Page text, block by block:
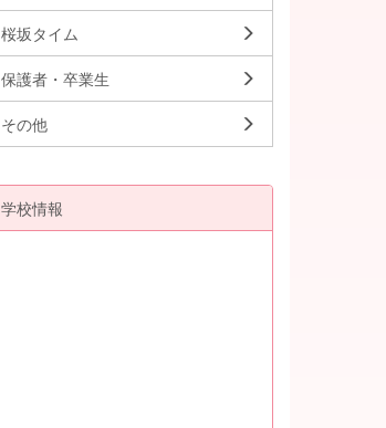
桜坂タイム
保護者・卒業生
その他
学校情報